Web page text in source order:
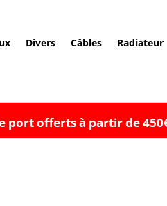
Divers Câbles Radiateur
port offerts à partir de